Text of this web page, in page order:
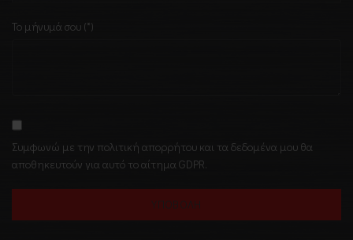
Το μήνυμά σου (*)
Συμφωνώ με την πολιτική απορρήτου και τα δεδομένα μου θα
αποθηκευτούν για αυτό το αίτημα GDPR.